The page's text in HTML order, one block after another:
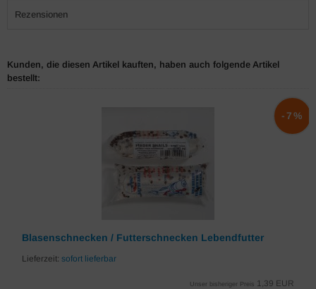
Rezensionen
Kunden, die diesen Artikel kauften, haben auch folgende Artikel
bestellt:
Blasenschnecken / Futterschnecken Lebendfutter
Lieferzeit: sofort lieferbar
Unser bisheriger Preis 1,39 EUR
-7%